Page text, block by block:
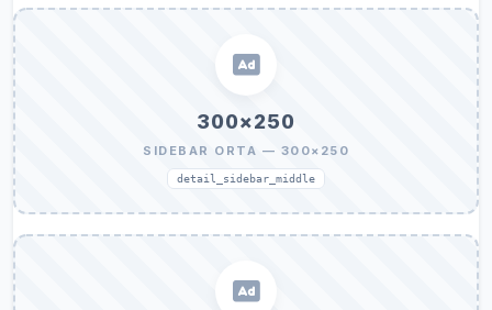
300×250
SIDEBAR ORTA — 300×250
detail_sidebar_middle